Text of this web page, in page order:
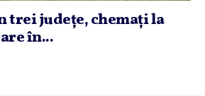
trei judeţe, chemaţi la
în...